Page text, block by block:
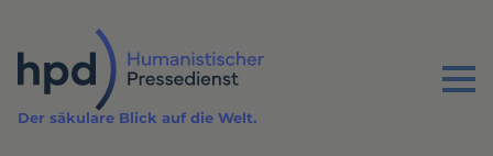
Inhalt
Menu
Der säkulare Blick auf die Welt.